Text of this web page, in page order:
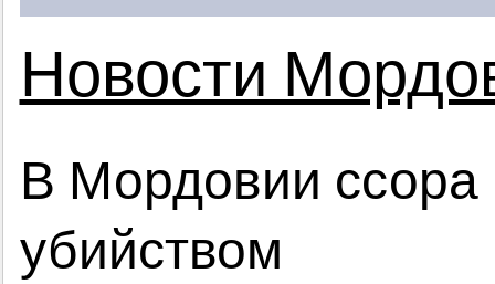
Новости
В Мордовии ссора
убийством